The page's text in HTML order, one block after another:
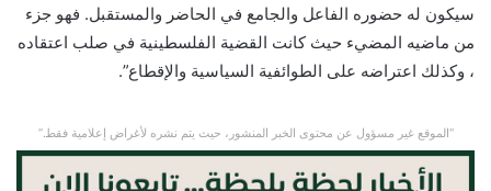
سيكون له حضوره الفاعل والجامع في الحاضر والمستقبل. فهو جزء
من ماضيه المضيء حيث كانت القضية الفلسطينية في صلب اعتقاده
، وكذلك اعتراضه على الطوائفية السياسية والإقطاع”.
“الموقع غير مسؤول عن محتوى الخبر المنشور، حيث يتم نشره لأغراض إعلامية فقط.”